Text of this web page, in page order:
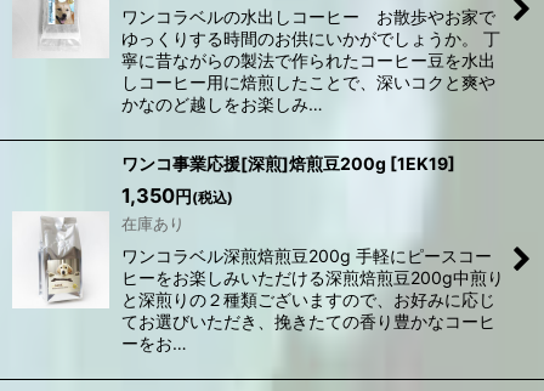
ワンコラベルの水出しコーヒー お散歩やお家で
ゆっくりする時間のお供にいかがでしょうか。 丁
寧に昔ながらの製法で作られたコーヒー豆を水出
しコーヒー用に焙煎したことで、深いコクと爽や
かなのど越しをお楽しみ…
ワンコ事業応援[深煎]焙煎豆200g [1EK19]
1,350円 (税込)
在庫あり
ワンコラベル深煎焙煎豆200g 手軽にピースコー
ヒーをお楽しみいただける深煎焙煎豆200g中煎り
と深煎りの２種類ございますので、お好みに応じ
てお選びいただき、挽きたての香り豊かなコーヒ
ーをお…